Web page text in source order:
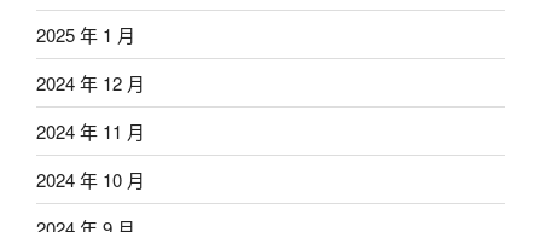
2025 年 1 月
2024 年 12 月
2024 年 11 月
2024 年 10 月